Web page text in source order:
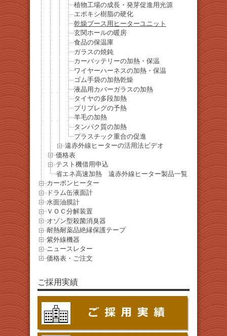
植物工場の成長・発芽促進用光源
エポキシ樹脂の硬化
乾燥ブース用ヒーターユニット
玄関ホールの暖房
食品の保温庫
ガラスの焼鈍
カーバッテリーの加熱・保温
ワイヤーハーネスの加熱・保温
ゴム手袋の加熱乾燥
液晶用カバーガラスの加熱
タイヤの多段加熱
プリプレグの予熱
羊毛の加熱
タンパク質の加熱
プラスチック重合の促進
遠赤外線ヒーターの活用法ビデオ
価格表
テスト機借用申込
省エネ高速加熱 遠赤外線ヒーター製品一覧
カーボンヒーター
ドラム缶液面計
水面油膜計
ＶＯＣ分解装置
オゾン型殺菌消臭器
耐熱耐薬品絶縁保護テープ
紫外線機器
ニュースレター
価格表・ご注文
ご採用実績